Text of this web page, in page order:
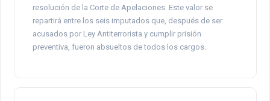
resolución de la Corte de Apelaciones. Este valor se
repartirá entre los seis imputados que, después de ser
acusados por Ley Antiterrorista y cumplir prisión
preventiva, fueron absueltos de todos los cargos.